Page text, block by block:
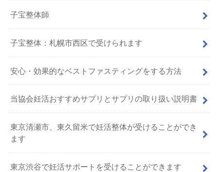
子宝整体師
子宝整体：札幌市西区で受けられます
安心・効果的なベストファスティングをする方法
当協会妊活おすすめサプリとサプリの取り扱い説明書
東京清瀬市、東久留米で妊活整体が受けることができ
ます
東京渋谷で妊活サポートを受けることができます